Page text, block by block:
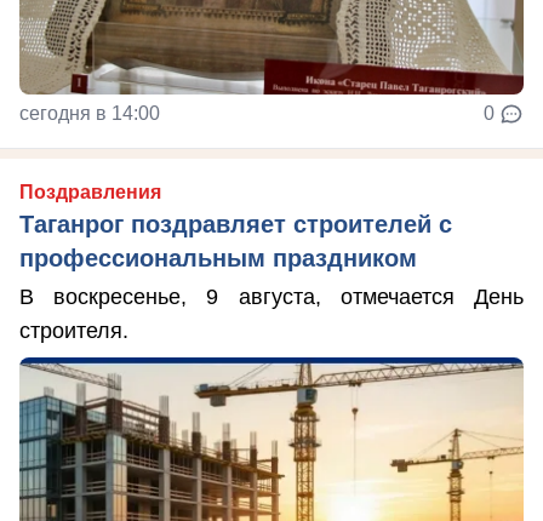
сегодня в 14:00 0
Поздравления
Таганрог поздравляет строителей с
профессиональным праздником
В воскресенье, 9 августа, отмечается День
строителя.